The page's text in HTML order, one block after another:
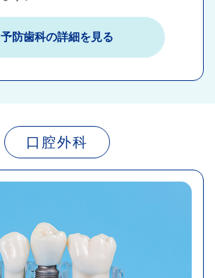
予防歯科の詳細を見る​
口腔外科​